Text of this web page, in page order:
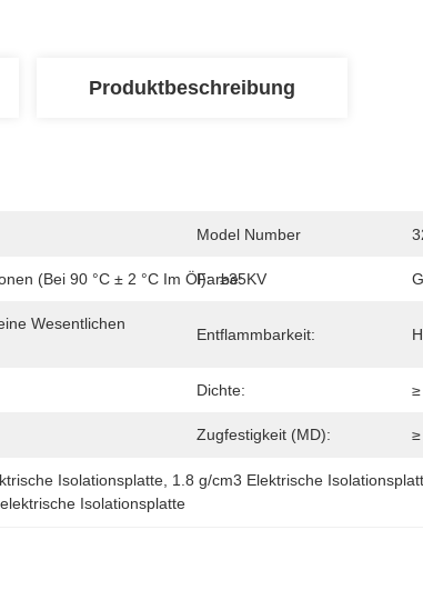
Produktbeschreibung
Model Number
(bei 90 °C ± 2 °C Im Öl): ≥35KV
Farbe:
Wesentlichen
Entflammbarkeit:
Dichte:
Zugfestigkeit (MD):
Isolationsplatte 1.8 g/cm3 Elektrische
Isolationsplatte